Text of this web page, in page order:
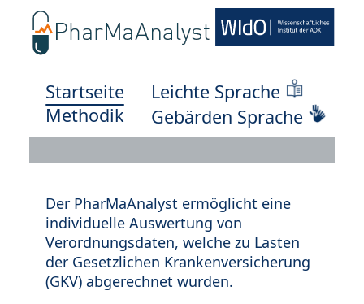
Startseite
Methodik
Leichte Sprache
Gebärden Sprache
Der PharMaAnalyst ermöglicht eine
individuelle Auswertung von
Verordnungsdaten, welche zu Lasten
der Gesetzlichen Krankenversicherung
(GKV) abgerechnet wurden.